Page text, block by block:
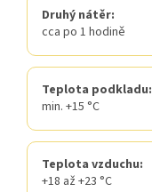
Druhý nátěr:
cca po 1 hodině
Teplota podkladu:
min. +15 °C
Teplota vzduchu:
+18 až +23 °C